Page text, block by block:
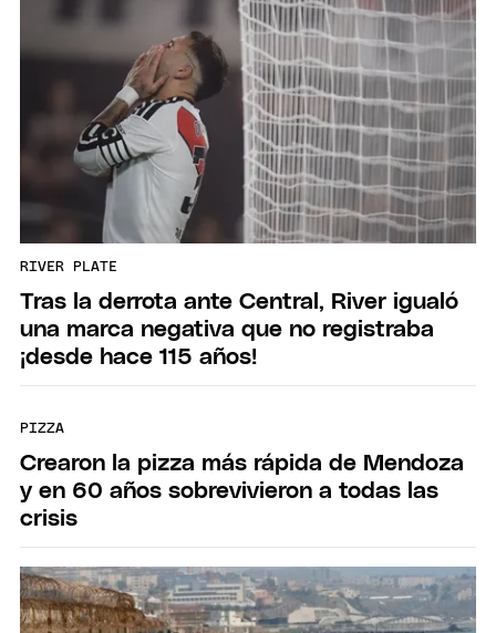
RIVER PLATE
Tras la derrota ante Central, River igualó
una marca negativa que no registraba
¡desde hace 115 años!
PIZZA
Crearon la pizza más rápida de Mendoza
y en 60 años sobrevivieron a todas las
crisis